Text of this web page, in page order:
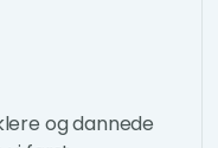
og dannede